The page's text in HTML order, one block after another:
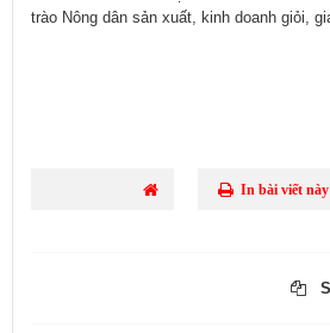
trào Nông dân sản xuất, kinh doanh giỏi,
In bài viết này